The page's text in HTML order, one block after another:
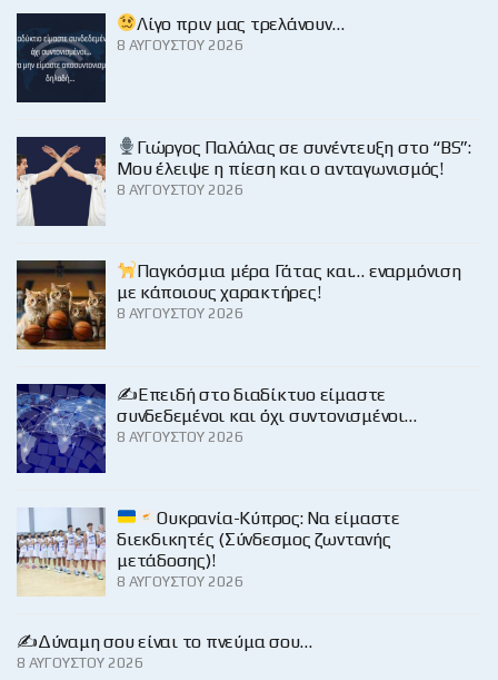
Λίγο πριν μας τρελάνουν…
8 ΑΥΓΟΎΣΤΟΥ 2026
Γιώργος Παλάλας σε συνέντευξη στο “BS”:
Μου έλειψε η πίεση και ο ανταγωνισμός!
8 ΑΥΓΟΎΣΤΟΥ 2026
Παγκόσμια μέρα Γάτας και… εναρμόνιση
με κάποιους χαρακτήρες!
8 ΑΥΓΟΎΣΤΟΥ 2026
✍️Επειδή στο διαδίκτυο είμαστε
συνδεδεμένοι και όχι συντονισμένοι…
8 ΑΥΓΟΎΣΤΟΥ 2026
Ουκρανία-Κύπρος: Να είμαστε
διεκδικητές (Σύνδεσμος ζωντανής
μετάδοσης)!
8 ΑΥΓΟΎΣΤΟΥ 2026
✍️Δύναμη σου είναι το πνεύμα σου…
8 ΑΥΓΟΎΣΤΟΥ 2026